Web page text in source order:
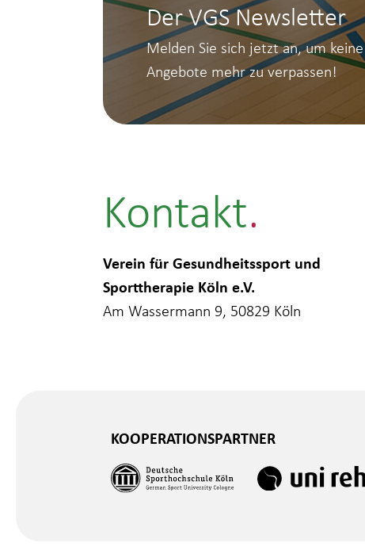
Der VGS Newsletter
Melden Sie sich jetzt an, um
Angebote mehr zu verpassen!
Kontakt
Verein für Gesundheitssport und
Sporttherapie Köln e.V.
Am Wassermann 9, 50829 Köln
KOOPERATIONSPARTNER